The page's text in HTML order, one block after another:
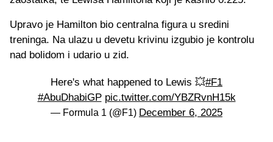
Upravo je Hamilton bio centralna figura u sredini
treninga. Na ulazu u devetu krivinu izgubio je kontrolu
nad bolidom i udario u zid.
Here's what happened to Lewis 💥#F1
#AbuDhabiGP pic.twitter.com/YBZRvnH15k
— Formula 1 (@F1) December 6, 2025